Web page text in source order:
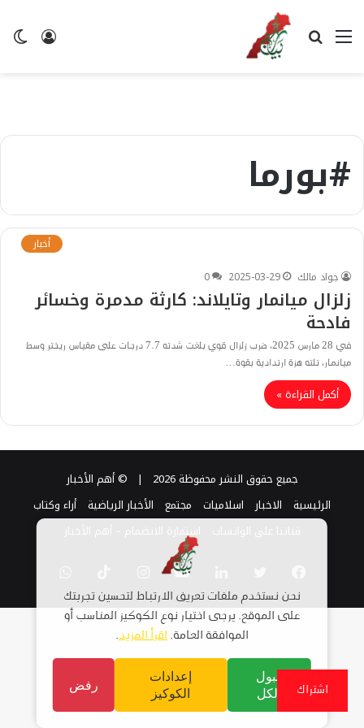
تسجيل
القائمة بحث
#بورما
أخبار
جواد مالك
2025-03-29
0
زلزال ميانمار وتايلاند: كارثة مدمرة وخسائر
فادحة
في 28 مارس 2025، ضرب زلزال قوي بلغت شدته 7.7 درجات على مقياس ريختر وسط
ميانمار، تلته هزة ارتدادية بقوة…
أكمل القراءة »
جميع حقوق النشر محفوظة 2026 |
© أهم الأخبار
الرئيسية الاخبار اسلاميات مجتمع الأخبار الرياضية أراء وكتاب
استمارة الانضمام – أهم الأخبار
لينكدإنيوتيوب
نحن نستخدم ملفات تعريف الارتباط لتحسين تجربتك
على الموقع. يرجى اختيار نوع الكوكيز المناسب أو
الموافقة العامة.اقرأ المزيد.
قبول
الكل
إعدادات
الكوكيز
رفض اشتراك